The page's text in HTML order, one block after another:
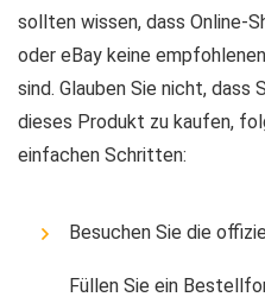
sollten wissen, dass Online-
oder eBay keine
sind. Glauben Sie nicht, dass
dieses Produkt zu kaufen,
einfachen Schritten:
Besuchen Sie die
Füllen Sie ein